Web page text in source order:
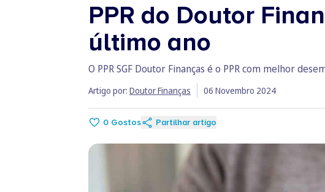
PPR do Doutor
último ano
O PPR SGF Doutor Finanças é o PPR com melhor
Artigo por: Doutor Finanças 06 Novembro 2024
0 Gostos Partilhar artigo